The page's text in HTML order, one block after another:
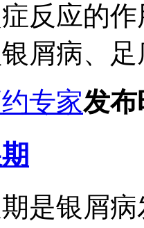
反应的
屑病、足
专家发布
是银屑